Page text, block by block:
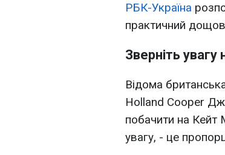
РБК-Україна
практичний
Зверніть
Відома
Holland Cooper
побачити на Кейт
увагу, - це